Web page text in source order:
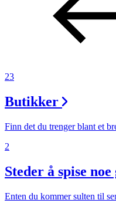
23
Butikker
Finn det du trenger blant et
2
Steder å spise noe
Enten du kommer sulten til